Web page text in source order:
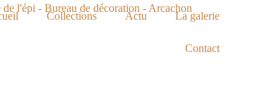
Collections Actu La galerie
Contact